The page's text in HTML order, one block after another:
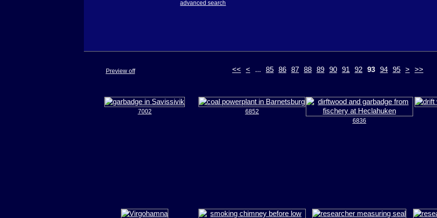
advanced search
<< < ... 85 86 87 88 89 90 91 92 93 94 95 > >>
Preview off
7002
6852
6836